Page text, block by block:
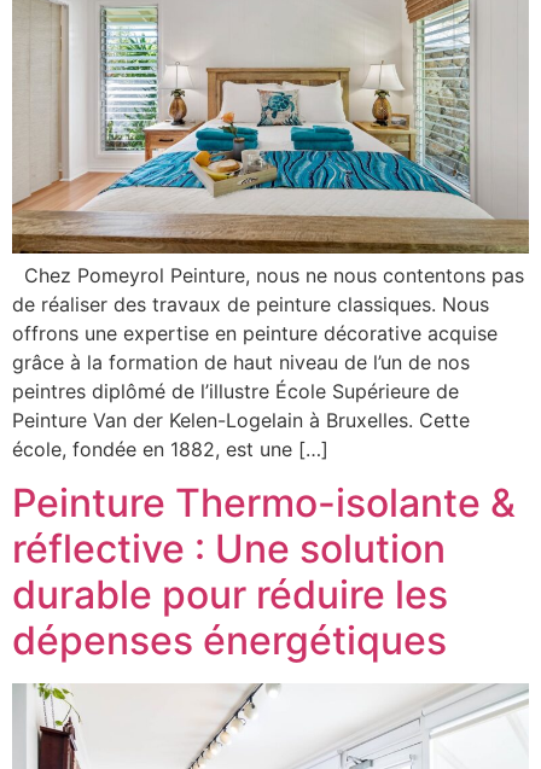
Chez Pomeyrol Peinture, nous ne nous contentons pas
de réaliser des travaux de peinture classiques. Nous
offrons une expertise en peinture décorative acquise
grâce à la formation de haut niveau de l’un de nos
peintres diplômé de l’illustre École Supérieure de
Peinture Van der Kelen-Logelain à Bruxelles. Cette
école, fondée en 1882, est une […]
Peinture Thermo-isolante &
réflective : Une solution
durable pour réduire les
dépenses énergétiques